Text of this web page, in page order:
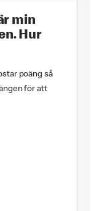
min
Hur
poäng så
för att